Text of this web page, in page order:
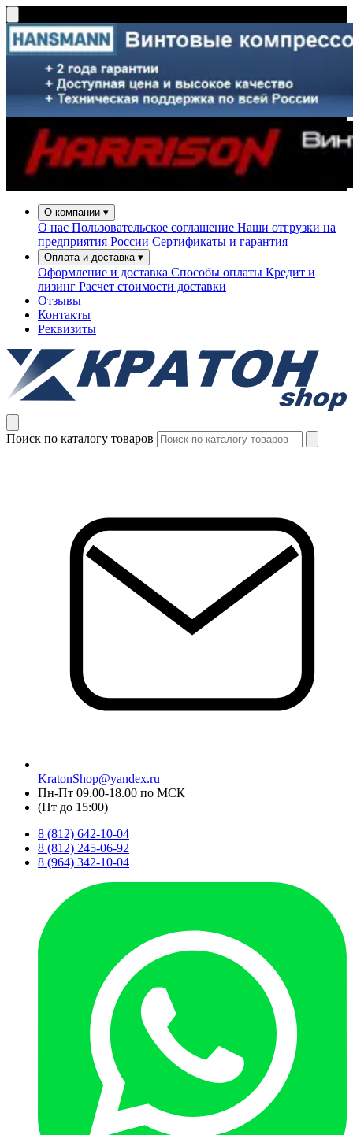
О компании ▾
О нас Пользовательское соглашение Наши отгрузки на
предприятия России Сертификаты и гарантия
Оплата и доставка ▾
Оформление и доставка Способы оплаты Кредит и
лизинг Расчет стоимости доставки
Отзывы
Контакты
Реквизиты
Поиск по каталогу товаров
KratonShop@yandex.ru
Пн-Пт 09.00-18.00 по МСК
(Пт до 15:00)
8 (812) 642-10-04
8 (812) 245-06-92
8 (964) 342-10-04